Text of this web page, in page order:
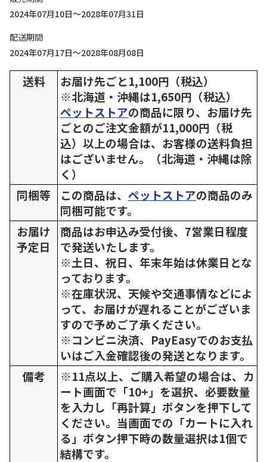
2024年07月10日～2028年07月31日
配送期間
2024年07月17日～2028年08月08日
送料
お届け先ごと1,100円（税込）
※北海道・沖縄は1,650円（税込）
ペットストアの商品に限り、お届け先
ごとのご注文金額が11,000円（税
込）以上の場合は、お客様の送料負担
はございません。（北海道・沖縄は除
く）
同梱等
この商品は、 ペットストアの商品のみ
同梱可能です。
お届け
予定日
商品はお申込み受付後、7営業日程度
で発送いたします。
※土日、祝日、年末年始は休業日とな
っております。
※在庫状況、天候や交通事情などによ
って、お届けが遅れることがございま
すので予めご了承ください。
※コンビニ決済、PayEasyでのお支払
いはご入金確認後の発送となります。
備考
※11点以上、ご購入希望の場合は、カ
ート画面で「10+」を選択、必要数量
を入力し「再計算」ボタンを押下して
ください。当画面での「カートに入れ
る」ボタン押下時の数量選択は1個で
結構です。